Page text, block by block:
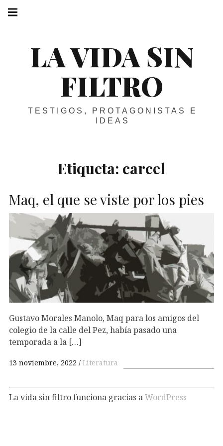
Skip
LA VIDA SIN
FILTRO
TESTIGOS, PROTAGONISTAS E
IDEAS
navigation
Etiqueta: carcel
Maq, el que se viste por los pies
Gustavo Morales Manolo, Maq para los amigos del
colegio de la calle del Pez, había pasado una
temporada a la […]
13 noviembre, 2022 Literatura
La vida sin filtro funciona gracias aWordPress